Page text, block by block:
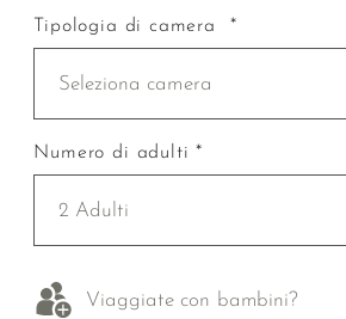
Tipologia di camera *
Seleziona camera
Numero di adulti *
2 Adulti
Viaggiate con bambini?